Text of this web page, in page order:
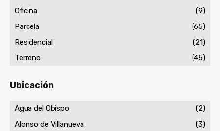
Oficina
(9)
Parcela
(65)
Residencial
(21)
Terreno
(45)
Ubicación
Agua del Obispo
(2)
Alonso de Villanueva
(3)